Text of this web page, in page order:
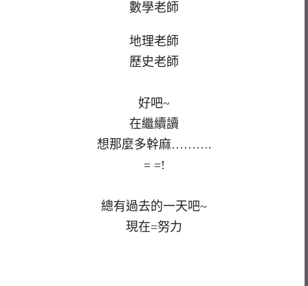
數學老師
地理老師
歷史老師
好吧~
在繼續讀
想那麼多幹麻……….
= =!
總有過去的一天吧~
現在=努力